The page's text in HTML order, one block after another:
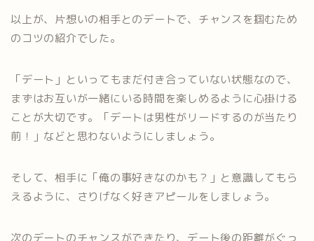
以上が、片想いの相手とのデートで、チャンスを掴むため
のコツの紹介でした。
「デート」といってもまだ付き合っていない状態なので、
まずはお互いが一緒にいる時間を楽しめるように心掛ける
ことが大切です。「デートは男性がリードするのが当たり
前！」などと思わないようにしましょう。
そして、相手に「俺の事好きなのかも？」と意識してもら
えるように、さりげなく好きアピールをしましょう。
次のデートのチャンスができたり、デート後の距離がぐっ